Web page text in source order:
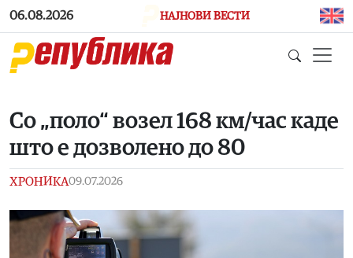
Skip to main content
06.08.2026 НАЈНОВИ ВЕСТИ
Со „поло“ возел 168 км/час каде
што е дозволено до 80
ХРОНИКА09.07.2026